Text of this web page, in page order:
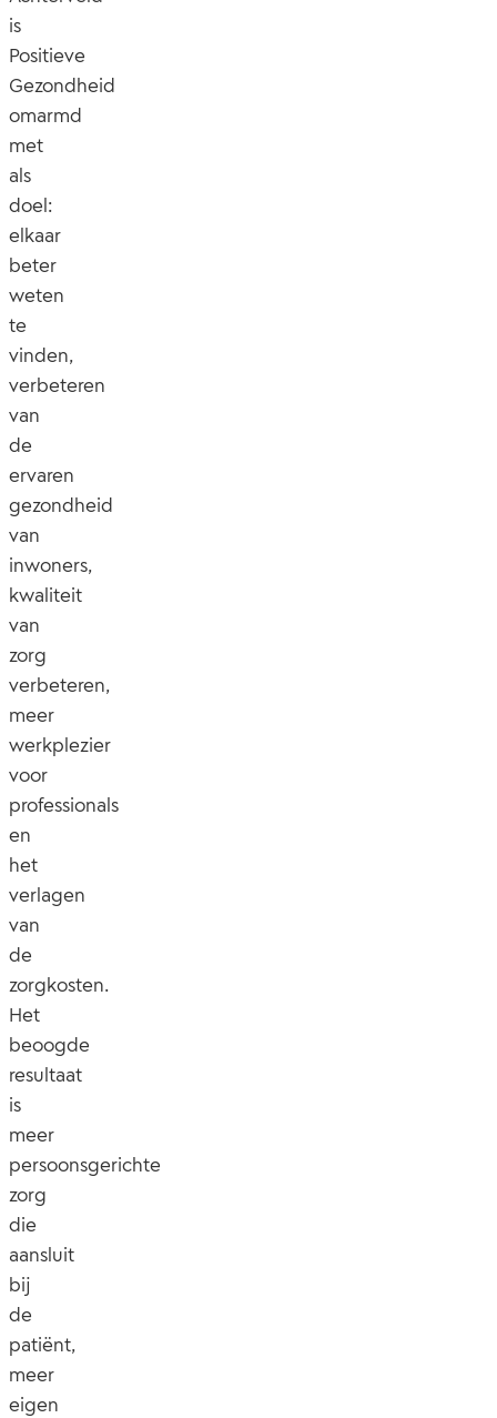
is
Positieve
Gezondheid
omarmd
met
als
doel:
elkaar
beter
weten
te
vinden,
verbeteren
van
de
ervaren
gezondheid
van
inwoners,
kwaliteit
van
zorg
verbeteren,
meer
werkplezier
voor
professionals
en
het
verlagen
van
de
zorgkosten.
Het
beoogde
resultaat
is
meer
persoonsgerichte
zorg
die
aansluit
bij
de
patiënt,
meer
eigen